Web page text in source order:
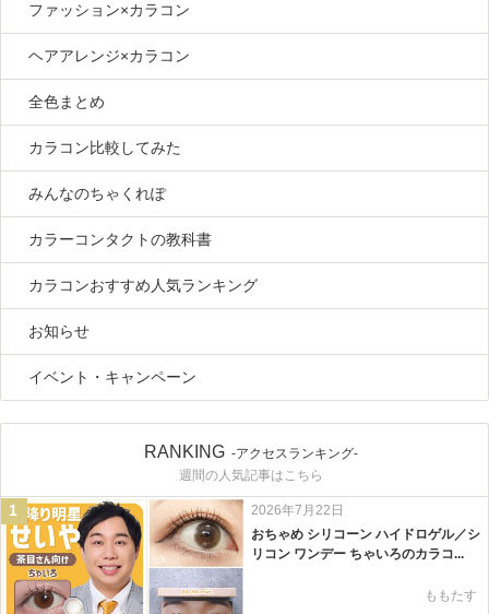
ファッション×カラコン
ヘアアレンジ×カラコン
全色まとめ
カラコン比較してみた
みんなのちゃくれぽ
カラーコンタクトの教科書
カラコンおすすめ人気ランキング
お知らせ
イベント・キャンペーン
RANKING -アクセスランキング-
週間の人気記事はこちら
1
2026年7月22日
おちゃめ シリコーン ハイドロゲル／シ
リコン ワンデー ちゃいろのカラコ...
ももたす